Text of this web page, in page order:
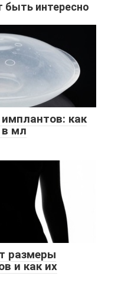
интересно
как
в мл
размеры
и как их